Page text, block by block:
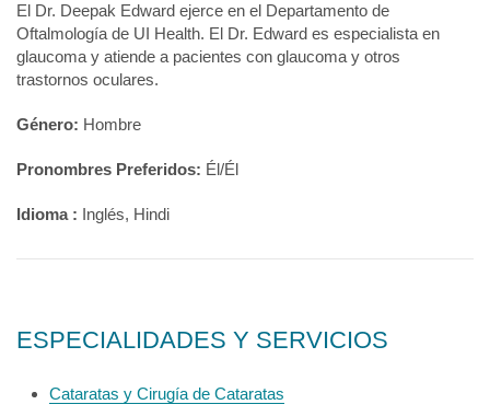
El Dr. Deepak Edward ejerce en el Departamento de
Oftalmología de UI Health. El Dr. Edward es especialista en
glaucoma y atiende a pacientes con glaucoma y otros
trastornos oculares.
Género: Hombre
Pronombres Preferidos: Él/Él
Idioma : Inglés, Hindi
ESPECIALIDADES Y SERVICIOS
Cataratas y Cirugía de Cataratas